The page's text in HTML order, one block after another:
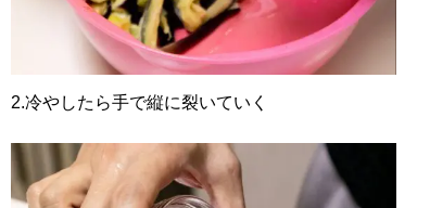
2.冷やしたら手で縦に裂いていく